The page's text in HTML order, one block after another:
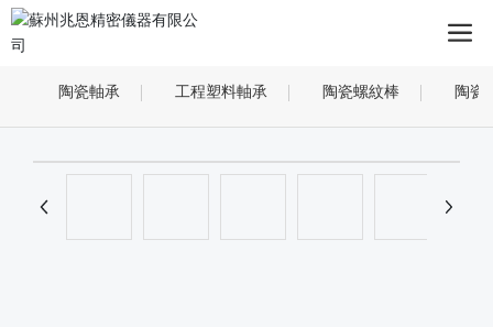
陶瓷軸承 工程塑料軸承 陶瓷螺紋棒 陶瓷